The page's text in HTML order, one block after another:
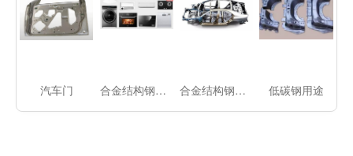
汽车门 合金结构钢家电 合金结构钢汽车 低碳钢用途